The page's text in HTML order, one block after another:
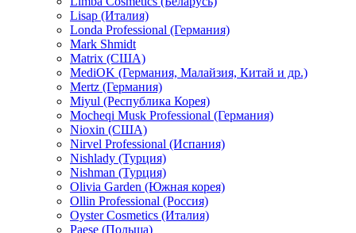
Lisap (Италия)
Londa Professional (Германия)
Mark Shmidt
Matrix (США)
MediOK (Германия, Малайзия, Китай и др.)
Mertz (Германия)
Miyul (Республика Корея)
Mocheqi Musk Professional (Германия)
Nioxin (США)
Nirvel Professional (Испания)
Nishlady (Турция)
Nishman (Турция)
Olivia Garden (Южная корея)
Ollin Professional (Россия)
Oyster Cosmetics (Италия)
Paese (Польша)